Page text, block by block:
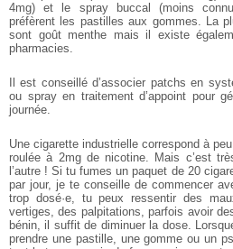
4mg) et le spray buccal (moins
préfèrent les pastilles aux gommes. La
sont goût menthe mais il existe
pharmacies.
Il est conseillé d’associer patchs en
ou spray en traitement d’appoint pour
journée.
Une cigarette industrielle correspond à
roulée à 2mg de nicotine. Mais c’est
l’autre ! Si tu fumes un paquet de 20
par jour, je te conseille de commencer
trop dosé·e, tu peux ressentir des
vertiges, des palpitations, parfois avoir
bénin, il suffit de diminuer la dose.
prendre une pastille, une gomme ou un